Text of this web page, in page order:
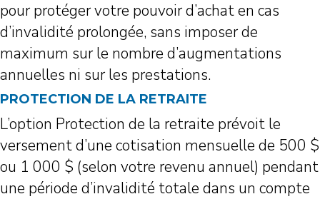
pour protéger votre pouvoir d’achat en cas
d’invalidité prolongée, sans imposer de
maximum sur le nombre d’augmentations
annuelles ni sur les prestations.
PROTECTION DE LA RETRAITE
L’option Protection de la retraite prévoit le
versement d’une cotisation mensuelle de 500 $
ou 1 000 $ (selon votre revenu annuel) pendant
une période d’invalidité totale dans un compte